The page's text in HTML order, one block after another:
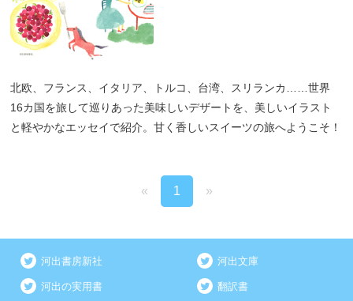
北欧、フランス、イタリア、トルコ、台湾、スリランカ……世界
16カ国を旅して巡りあった美味しいデザートを、美しいイラスト
と軽やかなエッセイで紹介。甘く香しいスイーツの旅へようこそ！
« 1 »
河出書房新社 河出文庫
河出の実用書 翻訳書